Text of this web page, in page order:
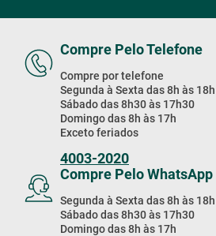
Compre Pelo Telefone
Compre por telefone
Segunda à Sexta das 8h às 18h
Sábado das 8h30 às 17h30
Domingo das 8h às 17h
Exceto feriados
4003-2020
Compre Pelo WhatsApp
Segunda à Sexta das 8h às 18h
Sábado das 8h30 às 17h30
Domingo das 8h às 17h